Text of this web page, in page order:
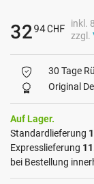
3294CHF
inkl.
zzgl.
30 Tage
Original
Auf Lager.
Standardlieferung
Expresslieferung
bei Bestellung